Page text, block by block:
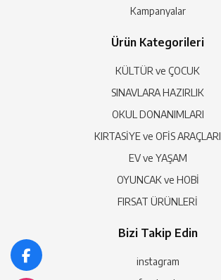
Kampanyalar
Ürün Kategorileri
KÜLTÜR ve ÇOCUK
SINAVLARA HAZIRLIK
OKUL DONANIMLARI
KIRTASİYE ve OFİS ARAÇLARI
EV ve YAŞAM
OYUNCAK ve HOBİ
FIRSAT ÜRÜNLERİ
Bizi Takip Edin
instagram